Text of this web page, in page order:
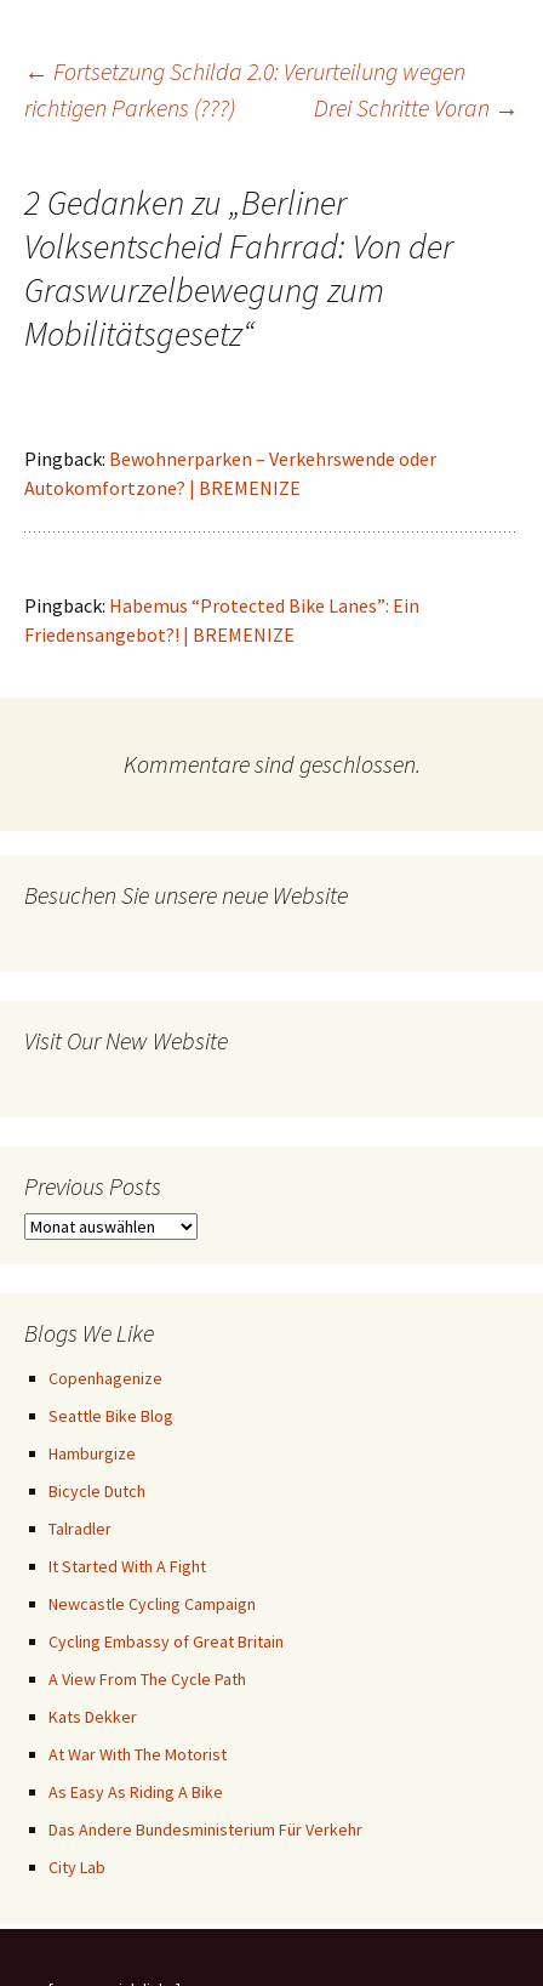
Beitrags-
← Fortsetzung Schilda 2.0: Verurteilung wegen
richtigen Parkens (???)
Drei Schritte Voran →
2 Gedanken zu „Berliner
Volksentscheid Fahrrad: Von der
Graswurzelbewegung zum
Mobilitätsgesetz“
Pingback: Bewohnerparken – Verkehrswende oder
Autokomfortzone? | BREMENIZE
Pingback: Habemus “Protected Bike Lanes”: Ein
Friedensangebot?! | BREMENIZE
Kommentare sind geschlossen.
Besuchen Sie unsere neue Website
Visit Our New Website
Previous Posts
Previous
Blogs We Like
Copenhagenize
Seattle Bike Blog
Hamburgize
Bicycle Dutch
Talradler
It Started With A Fight
Newcastle Cycling Campaign
Cycling Embassy of Great Britain
A View From The Cycle Path
Kats Dekker
At War With The Motorist
As Easy As Riding A Bike
Das Andere Bundesministerium Für Verkehr
City Lab